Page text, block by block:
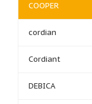
COOPER
cordian
Cordiant
DEBICA